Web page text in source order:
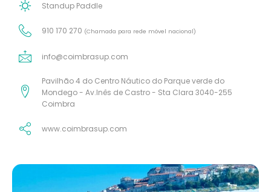
Standup Paddle
910 170 270 (Chamada para rede móvel nacional)
info@coimbrasup.com
Pavilhão 4 do Centro Náutico do Parque verde do
Mondego - Av.Inês de Castro - Sta Clara 3040-255
Coimbra
www.coimbrasup.com